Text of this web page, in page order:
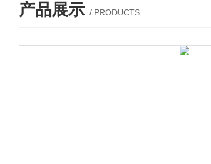
产品展示 / PRODUCTS